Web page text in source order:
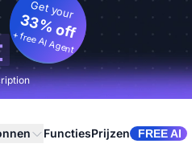
Get your
33% off
+ free AI Agent
FunctiesPrijzen FREE AI